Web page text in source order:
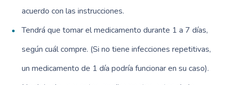
acuerdo con las instrucciones.
Tendrá que tomar el medicamento durante 1 a 7 días,
según cuál compre. (Si no tiene infecciones repetitivas,
un medicamento de 1 día podría funcionar en su caso).